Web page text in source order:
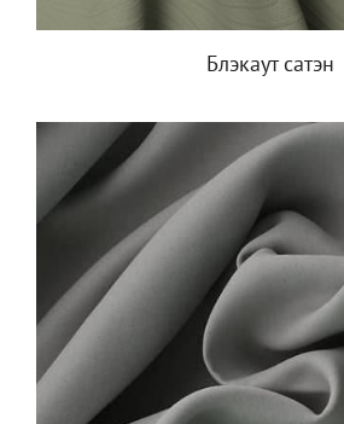
Блэкаут сатэн